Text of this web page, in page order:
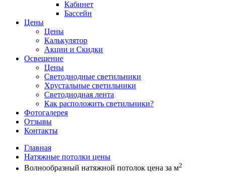
Кабинет
Бассейн
Цены
Цены
Калькулятор
Акции и Скидки
Освещение
Цены
Светодиодные светильники
Хрустальные светильники
Светодиодная лента
Как расположить светильники?
Фотогалерея
Отзывы
Контакты
Главная
Натяжные потолки цены
Волнообразный натяжной потолок цена за м2